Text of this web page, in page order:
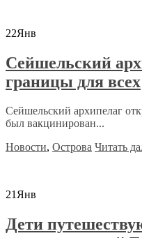
22Янв
Сейшельский
границы для всех
Сейшельский архипелаг
был вакцинирован...
Новости, Острова Читать
21Янв
Дети